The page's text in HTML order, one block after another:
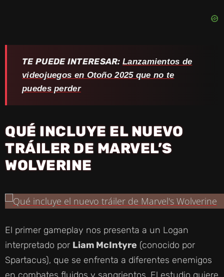
TE PUEDE INTERESAR: Lanzamientos de
videojuegos en Otoño 2025 que no te
puedes perder
QUÉ INCLUYE EL NUEVO
TRÁILER DE MARVEL’S
WOLVERINE
El primer gameplay nos presenta a un Logan
interpretado por Liam McIntyre (conocido por
Spartacus), que se enfrenta a diferentes enemigos